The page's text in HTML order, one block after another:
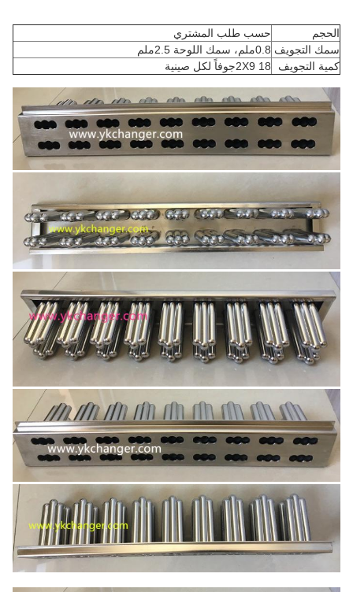
الحجم
حسب طلب المشتري
سمك التجويف 0.8ملم، سمك اللوحة 2.5ملم
كمية التجويف
2X9 18جوفاً لكل صينية